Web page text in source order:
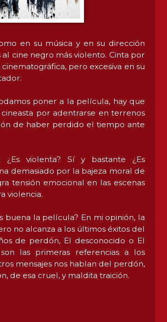
en su música y en su dirección
cine negro más violento. Cinta por
pero excesiva en su
poner a la película, hay que
por adentrarse en terrenos
de haber perdido el tiempo ante
violenta? Sí y bastante ¿Es
demasiado por la bajeza moral de
tensión emocional en las escenas
violencia.
buena la película? En mi opinión, la
no alcanza a los últimos éxitos del
de perdón, El desconocido o El
las primeras referencias a los
mensajes nos hablan del perdón,
de esa cruel, y maldita traición.